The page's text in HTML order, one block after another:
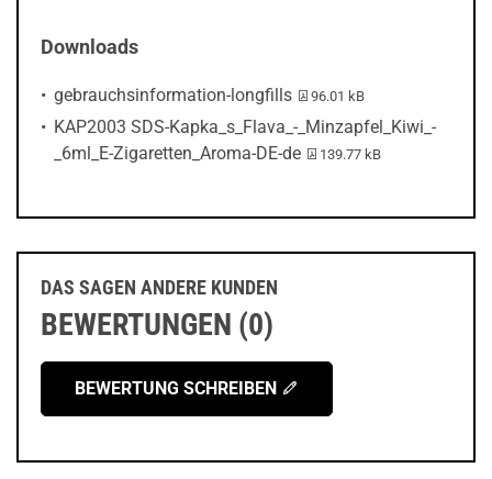
Downloads
gebrauchsinformation-longfills PDF-Datei:
96.01 kB
KAP2003 SDS-Kapka_s_Flava_-_Minzapfel_Kiwi_-
_6ml_E-Zigaretten_Aroma-DE-de
PDF-Datei:
139.77 kB
DAS SAGEN ANDERE KUNDEN
BEWERTUNGEN (0)
BEWERTUNG SCHREIBEN